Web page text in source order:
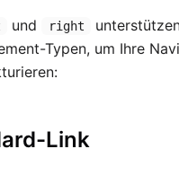
und right
Typen, um Ihre
Link